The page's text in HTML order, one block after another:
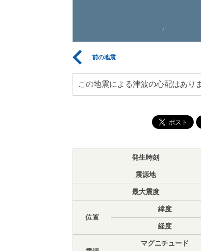
前の地震
この地震による津波の心配はあり
発生時刻
震源地
最大震度
位置
緯度
経度
マグニチュード